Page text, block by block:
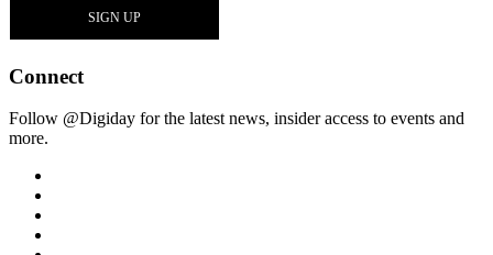
Connect
Follow @Digiday for the latest news, insider access to events and
more.